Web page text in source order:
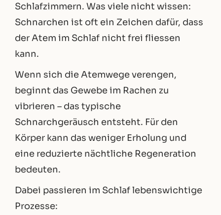
Schlafzimmern. Was viele nicht wissen:
Schnarchen ist oft ein Zeichen dafür, dass
der Atem im Schlaf nicht frei fliessen
kann.
Wenn sich die Atemwege verengen,
beginnt das Gewebe im Rachen zu
vibrieren – das typische
Schnarchgeräusch entsteht. Für den
Körper kann das weniger Erholung und
eine reduzierte nächtliche Regeneration
bedeuten.
Dabei passieren im Schlaf lebenswichtige
Prozesse: